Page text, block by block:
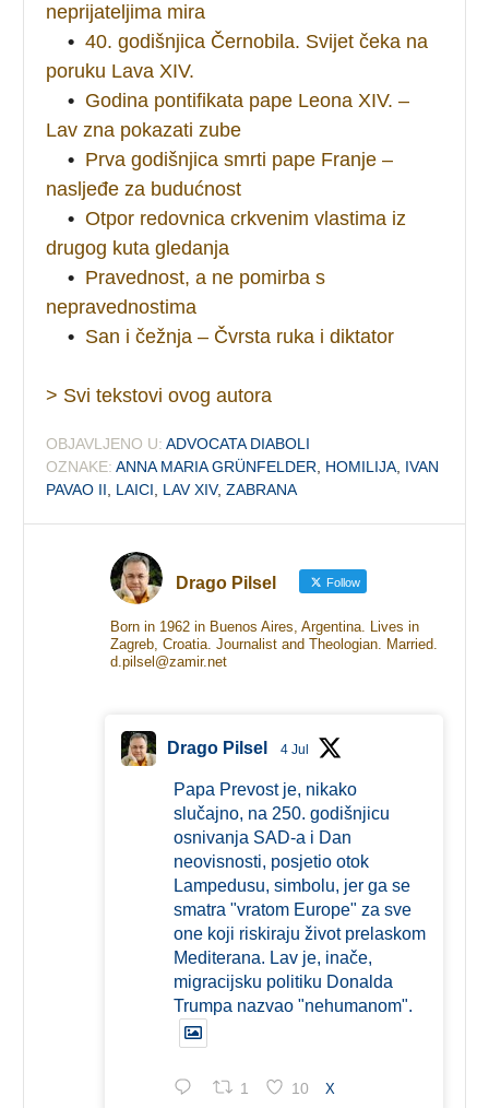
neprijateljima mira
• 40. godišnjica Černobila. Svijet čeka na
poruku Lava XIV.
• Godina pontifikata pape Leona XIV. –
Lav zna pokazati zube
• Prva godišnjica smrti pape Franje –
nasljeđe za budućnost
• Otpor redovnica crkvenim vlastima iz
drugog kuta gledanja
• Pravednost, a ne pomirba s
nepravednostima
• San i čežnja – Čvrsta ruka i diktator
> Svi tekstovi ovog autora
OBJAVLJENO U: ADVOCATA DIABOLI
OZNAKE: ANNA MARIA GRÜNFELDER HOMILIJA IVAN
PAVAO II
LAICI LAV XIV,ZABRANA
Drago Pilsel Follow
Born in 1962 in Buenos Aires, Argentina. Lives in
Zagreb, Croatia. Journalist and Theologian. Married.
d.pilsel@zamir.net
Drago Pilsel 4 Jul
Papa Prevost je, nikako
slučajno, na 250. godišnjicu
osnivanja SAD-a i Dan
neovisnosti, posjetio otok
Lampedusu, simbolu, jer ga se
smatra "vratom Europe" za sve
one koji riskiraju život prelaskom
Mediterana. Lav je, inače,
migracijsku politiku Donalda
Trumpa nazvao "nehumanom".
1 10 X